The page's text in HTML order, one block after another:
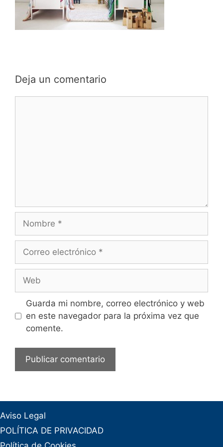
Deja un comentario
Nombre
Correo
Web
Guarda mi nombre, correo electrónico y web
en este navegador para la próxima vez que
comente.
Aviso Legal
POLÍTICA DE PRIVACIDAD